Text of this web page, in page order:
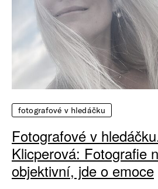
fotografové v hledáčku
Fotografové v
Klicperová: Fotografie
objektivní, jde o emoce